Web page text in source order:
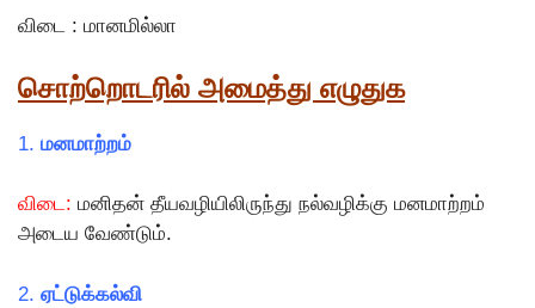
விடை : மானமில்லா
சொற்றொடரில் அமைத்து எழுதுக
1. மனமாற்றம்
விடை: மனிதன் தீயவழியிலிருந்து நல்வழிக்கு மனமாற்றம்
அடைய வேண்டும்.
2. ஏட்டுக்கல்வி